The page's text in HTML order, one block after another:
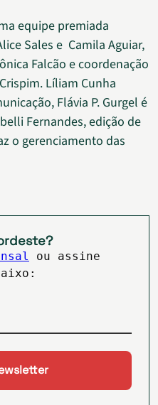
equipe premiada
Sales e Camila Aguiar,
Falcão e coordenação
Líliam Cunha
Flávia P. Gurgel é
Fernandes, edição de
o gerenciamento das
ou assine